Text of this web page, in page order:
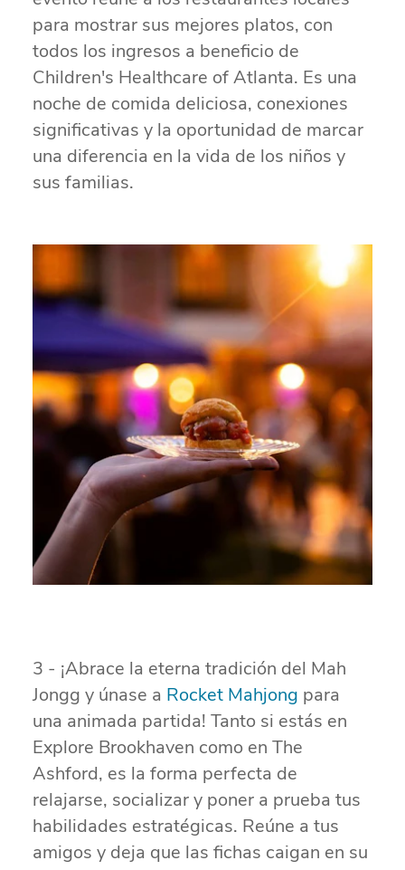
para mostrar sus mejores platos, con
todos los ingresos a beneficio de
Children's Healthcare of Atlanta. Es una
noche de comida deliciosa, conexiones
significativas y la oportunidad de marcar
una diferencia en la vida de los niños y
sus familias.
3 - ¡Abrace la eterna tradición del Mah
Jongg y únase a Rocket Mahjong para
una animada partida! Tanto si estás en
Explore Brookhaven como en The
Ashford, es la forma perfecta de
relajarse, socializar y poner a prueba tus
habilidades estratégicas. Reúne a tus
amigos y deja que las fichas caigan en su